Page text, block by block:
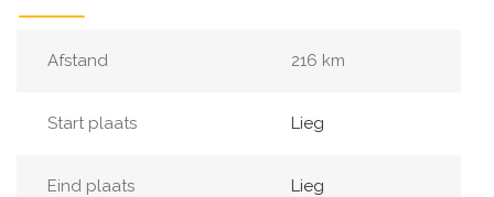
Afstand 216 km
Start plaats Lieg
Eind plaats Lieg